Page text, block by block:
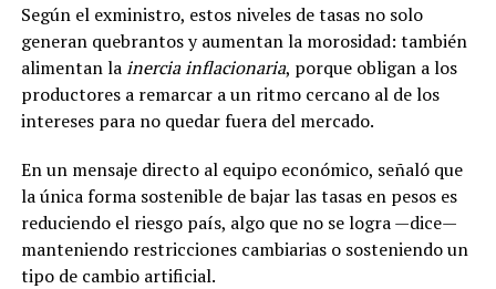
Según el exministro, estos niveles de tasas no solo
generan quebrantos y aumentan la morosidad: también
alimentan lainercia inflacionaria, porque obligan a los
productores a remarcar a un ritmo cercano al de los
intereses para no quedar fuera del mercado.
En un mensaje directo al equipo económico, señaló que
la única forma sostenible de bajar las tasas en pesos es
reduciendo el riesgo país, algo que no se logra —dice—
manteniendo restricciones cambiarias o sosteniendo un
tipo de cambio artificial.